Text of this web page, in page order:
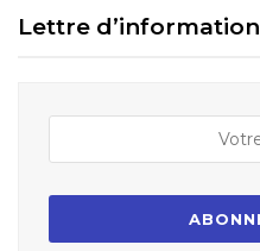
Lettre d’information